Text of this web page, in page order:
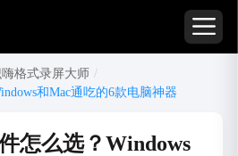
嗨格式录屏大师 /
和Mac通吃的6款电脑神器
怎么选？Windows